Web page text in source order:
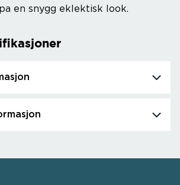
en snygg eklektisk look.